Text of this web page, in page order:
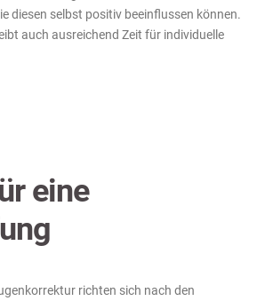
diesen selbst positiv beeinflussen können.
auch ausreichend Zeit für individuelle
eine
richten sich nach den